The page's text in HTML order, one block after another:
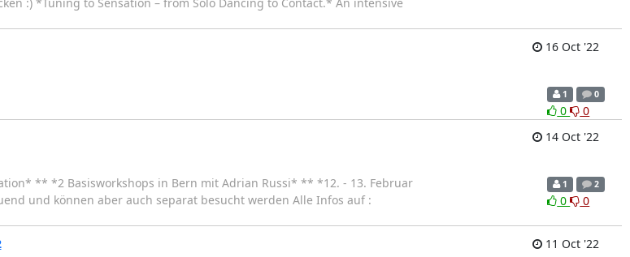
:) *Tuning to Sensation – from Solo Dancing to Contact.* An intensive
16 Oct '22
1 0
0
0
14 Oct '22
** *2 Basisworkshops in Bern mit Adrian Russi* ** *12. - 13. Februar
und können aber auch separat besucht werden Alle Infos auf :
1 2
0 0
11 Oct '22